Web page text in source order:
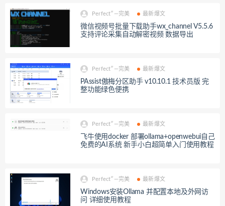
Perfect″—完美 最新爆文
微信视频号批量下载助手wx_channel V5.5.6
支持评论采集自动解密视频 数据导出
Perfect″—完美 最新爆文
PAssist傲梅分区助手 v10.10.1 技术员版 完
整功能绿色便携
Perfect″—完美 最新爆文
飞牛使用docker 部署ollama+openwebui自己
免费的AI系统 新手小白超简单入门使用教程
Perfect″—完美 最新爆文
Windows安装Ollama 并配置本地及外网访
问 详细使用教程